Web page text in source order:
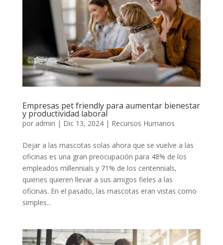
Empresas pet friendly para aumentar bienestar
y productividad laboral
por admin | Dic 13, 2024| Recursos Humanos
Dejar a las mascotas solas ahora que se vuelve a las
oficinas es una gran preocupación para 48% de los
empleados millennials y 71% de los centennials,
quienes quieren llevar a sus amigos fieles a las
oficinas. En el pasado, las mascotas eran vistas como
simples...